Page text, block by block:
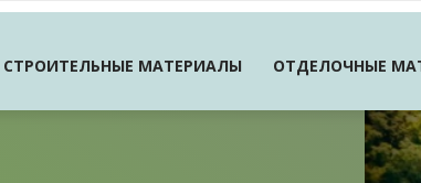
СТРОИТЕЛЬНЫЕ МАТЕРИАЛЫ ОТДЕЛОЧНЫЕ